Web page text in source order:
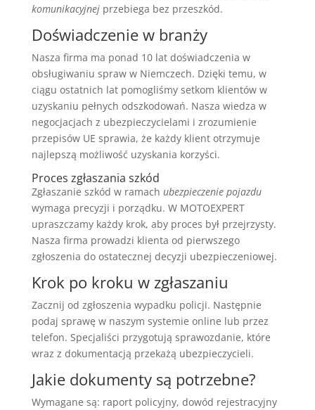
komunikacyjnejprzebiega bez przeszkód.
Doświadczenie w branży
Nasza firma ma ponad 10 lat doświadczenia w
obsługiwaniu spraw w Niemczech. Dzięki temu, w
ciągu ostatnich lat pomogliśmy setkom klientów w
uzyskaniu pełnych odszkodowań. Nasza wiedza w
negocjacjach z ubezpieczycielami i zrozumienie
przepisów UE sprawia, że każdy klient otrzymuje
najlepszą możliwość uzyskania korzyści.
Proces zgłaszania szkód
Zgłaszanie szkód w ramach ubezpieczenie pojazdu
wymaga precyzji i porządku. W MOTOEXPERT
upraszczamy każdy krok, aby proces był przejrzysty.
Nasza firma prowadzi klienta od pierwszego
zgłoszenia do ostatecznej decyzji ubezpieczeniowej.
Krok po kroku w zgłaszaniu
Zacznij od zgłoszenia wypadku policji. Następnie
podaj sprawę w naszym systemie online lub przez
telefon. Specjaliści przygotują sprawozdanie, które
wraz z dokumentacją przekażą ubezpieczycieli.
Jakie dokumenty są potrzebne?
Wymagane są: raport policyjny, dowód rejestracyjny